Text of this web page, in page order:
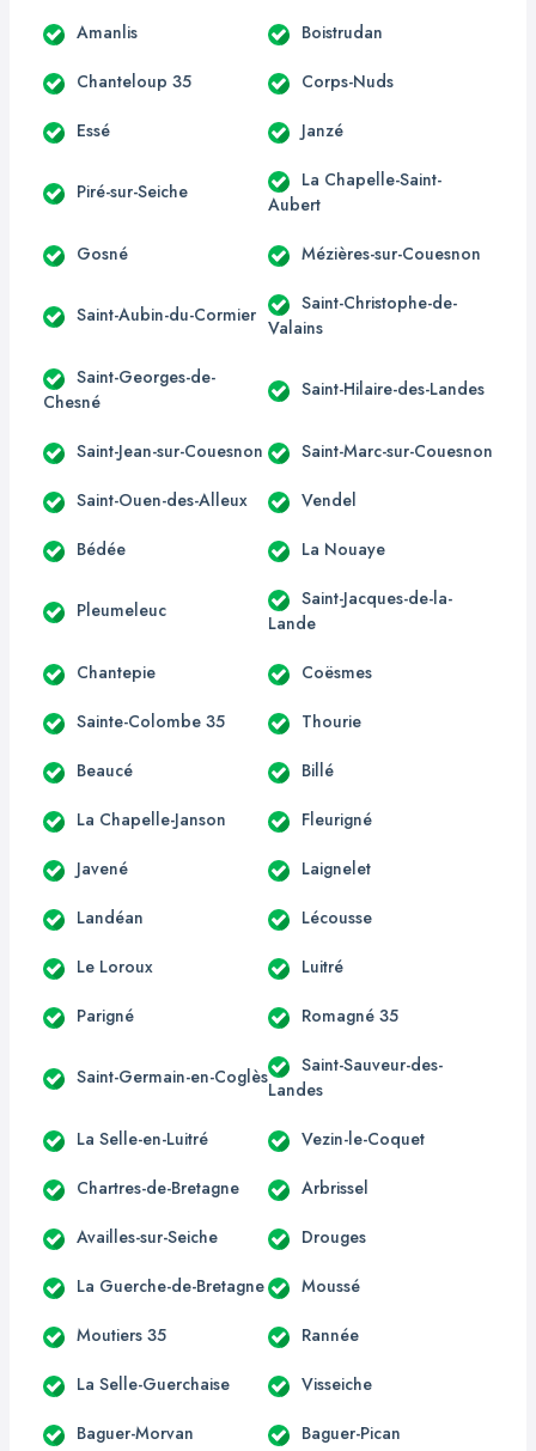
Amanlis Boistrudan
Chanteloup 35 Corps-Nuds
Essé Janzé
Piré-sur-Seiche
La Chapelle-Saint-
Aubert
Gosné Mézières-sur-Couesnon
Saint-Aubin-du-Cormier
Saint-Christophe-de-
Valains
Saint-Georges-de-
Chesné
Saint-Hilaire-des-Landes
Saint-Jean-sur-Couesnon Saint-Marc-sur-Couesnon
Saint-Ouen-des-Alleux Vendel
Bédée La Nouaye
Pleumeleuc
Saint-Jacques-de-la-
Lande
Chantepie Coësmes
Sainte-Colombe 35 Thourie
Beaucé Billé
La Chapelle-Janson Fleurigné
Javené Laignelet
Landéan Lécousse
Le Loroux Luitré
Parigné Romagné 35
Saint-Germain-en-Coglès
Saint-Sauveur-des-
Landes
La Selle-en-Luitré Vezin-le-Coquet
Chartres-de-Bretagne Arbrissel
Availles-sur-Seiche Drouges
La Guerche-de-Bretagne Moussé
Moutiers 35 Rannée
La Selle-Guerchaise Visseiche
Baguer-Morvan Baguer-Pican